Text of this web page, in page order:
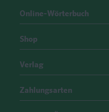
Online-Wörterbuch
Shop
Verlag
Zahlungsarten